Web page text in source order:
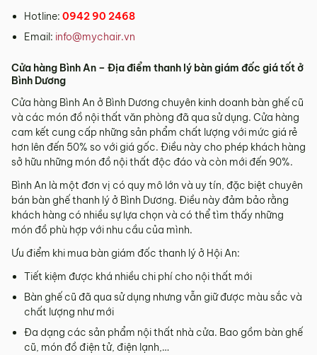
Hotline: 0942 90 2468
Email: info@mychair.vn
Cửa hàng Bình An – Địa điểm thanh lý bàn giám đốc giá tốt ở
Bình Dương
Cửa hàng Bình An ở Bình Dương chuyên kinh doanh bàn ghế cũ
và các món đồ nội thất văn phòng đã qua sử dụng. Cửa hàng
cam kết cung cấp những sản phẩm chất lượng với mức giá rẻ
hơn lên đến 50% so với giá gốc. Điều này cho phép khách hàng
sở hữu những món đồ nội thất độc đáo và còn mới đến 90%.
Bình An là một đơn vị có quy mô lớn và uy tín, đặc biệt chuyên
bán bàn ghế thanh lý ở Bình Dương. Điều này đảm bảo rằng
khách hàng có nhiều sự lựa chọn và có thể tìm thấy những
món đồ phù hợp với nhu cầu của mình.
Ưu điểm khi mua bàn giám đốc thanh lý ở Hội An:
Tiết kiệm được khá nhiều chi phí cho nội thất mới
Bàn ghế cũ đã qua sử dụng nhưng vẫn giữ được màu sắc và
chất lượng như mới
Đa dạng các sản phẩm nội thất nhà cửa. Bao gồm bàn ghế
cũ, món đồ điện tử, điện lạnh,…